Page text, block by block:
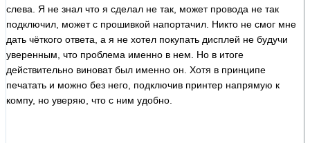
слева. Я не знал что я сделал не так, может провода не так
подключил, может с прошивкой напортачил. Никто не смог мне
дать чёткого ответа, а я не хотел покупать дисплей не будучи
уверенным, что проблема именно в нем. Но в итоге
действительно виноват был именно он. Хотя в принципе
печатать и можно без него, подключив принтер напрямую к
компу, но уверяю, что с ним удобно.